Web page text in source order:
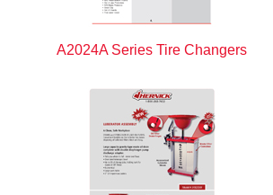
A2024A Series Tire Changers